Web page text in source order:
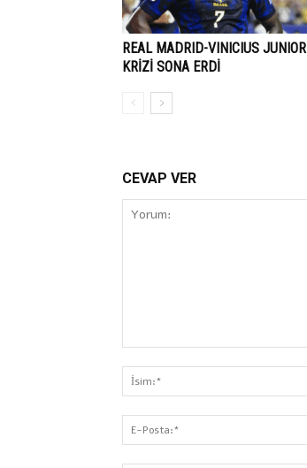
REAL MADRID-VINICIUS JUNIOR
KRİZİ SONA ERDİ
CEVAP VER